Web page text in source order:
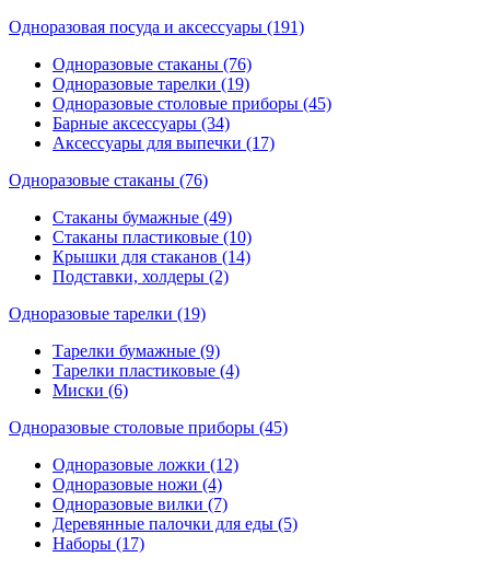
Одноразовая посуда и аксессуары (191)
Одноразовые стаканы (76)
Одноразовые тарелки (19)
Одноразовые столовые приборы (45)
Барные аксессуары (34)
Аксессуары для выпечки (17)
Одноразовые стаканы (76)
Стаканы бумажные (49)
Стаканы пластиковые (10)
Крышки для стаканов (14)
Подставки, холдеры (2)
Одноразовые тарелки (19)
Тарелки бумажные (9)
Тарелки пластиковые (4)
Миски (6)
Одноразовые столовые приборы (45)
Одноразовые ложки (12)
Одноразовые ножи (4)
Одноразовые вилки (7)
Деревянные палочки для еды (5)
Наборы (17)